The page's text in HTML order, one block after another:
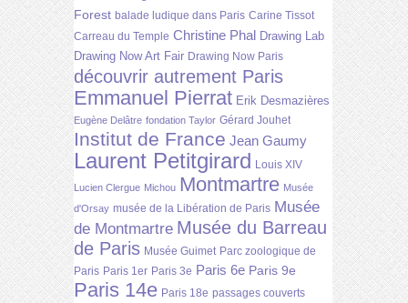
Forest balade ludique dans Paris Carine Tissot
Carreau du Temple Christine Phal Drawing Lab
Drawing Now Art Fair Drawing Now Paris
découvrir autrement Paris
Emmanuel Pierrat Erik Desmazières
Eugène Delâtre fondation Taylor Gérard Jouhet
Institut de France Jean Gaumy
Laurent Petitgirard Louis XIV
Lucien Clergue Michou Montmartre Musée
d'Orsay musée de la Libération de Paris Musée
de Montmartre Musée du Barreau
de Paris Musée Guimet Parc zoologique de
Paris Paris 1er Paris 3e Paris 6e Paris 9e
Paris 14e Paris 18e passages couverts